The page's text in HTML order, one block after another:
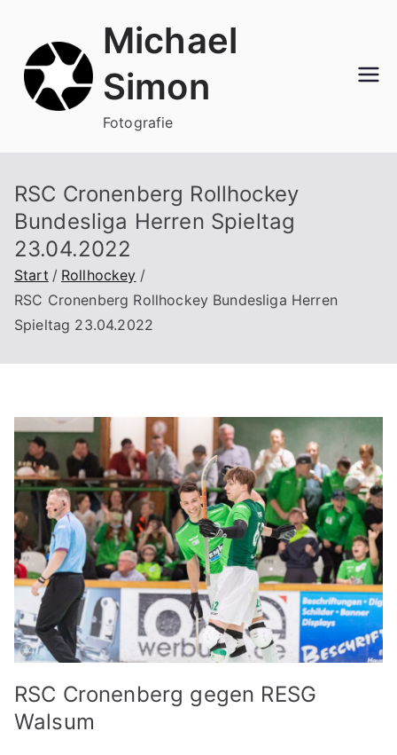
springen
Michael
Simon
Fotografie
RSC Cronenberg Rollhockey
Bundesliga Herren Spieltag
23.04.2022
Start
Rollhockey
RSC Cronenberg Rollhockey Bundesliga Herren
Spieltag 23.04.2022
RSC Cronenberg gegen RESG
Walsum